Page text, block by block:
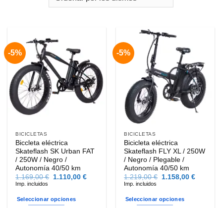
-5%
BICICLETAS
Biccleta eléctrica
Skateflash SK Urban FAT
/ 250W / Negro /
Autonomía 40/50 km
1.169,00€ El
era:
1.169,00 €.
1.110,00€El
Imp. incluidos
Seleccionar opciones
-5%
BICICLETAS
Bicicleta eléctrica
Skateflash FLY XL / 250W
/ Negro / Plegable /
Autonomía 40/50 km
1.219,00€ El
era:
1.219,00 €.
1.158,00€El
Imp. incluidos
Seleccionar opciones